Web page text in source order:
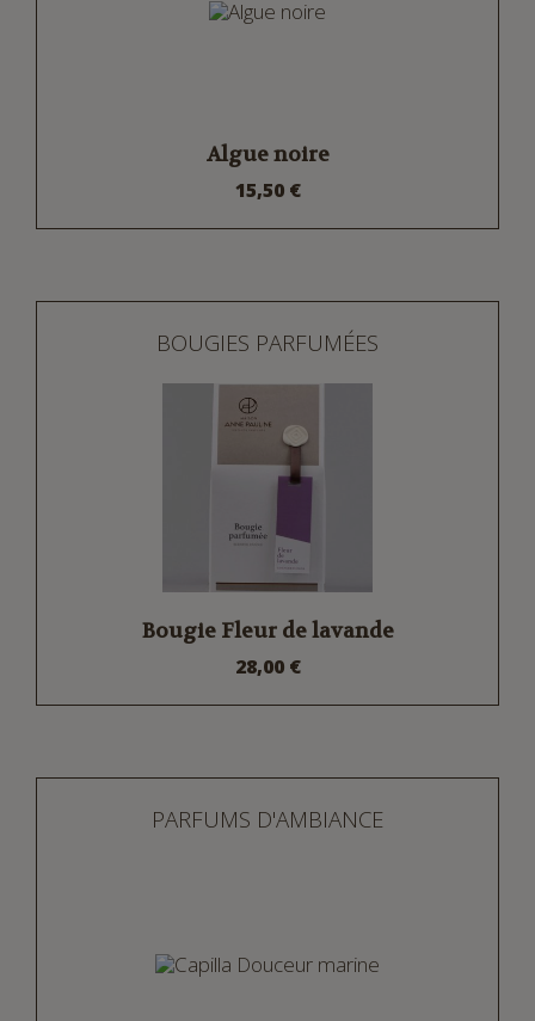
Algue noire
15,50 €
BOUGIES PARFUMÉES
Bougie Fleur de lavande
28,00 €
PARFUMS D'AMBIANCE